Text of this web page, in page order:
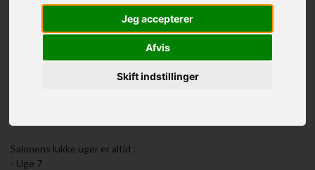
Jeg accepterer
Afvis
Skift indstillinger
Hos mig vil du altid mærke ro og afslappethed.
Jeg vil stå klar med et smil, og rådgivning, så vi sammen finder den
bedste løsning for dig, jeg ligger stor vægt på, at I min salon skal
Salonens lukke uger er altid :
- Uge 7